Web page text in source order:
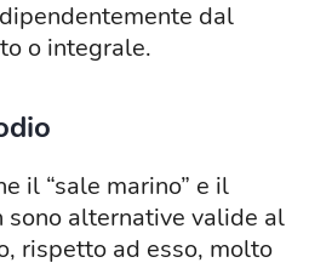
dal
o integrale.
il “sale marino” e il
sono alternative valide al
rispetto ad esso, molto